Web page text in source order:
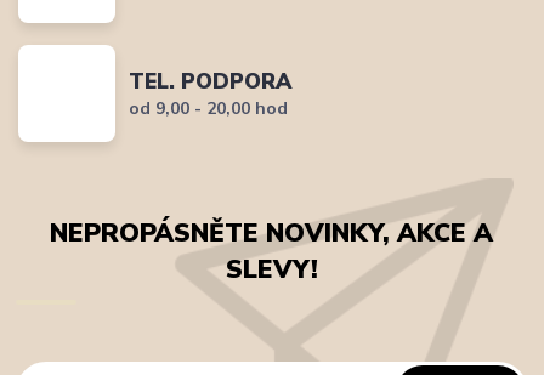
TEL. PODPORA
od 9,00 - 20,00 hod
NEPROPÁSNĚTE NOVINKY, AKCE A
SLEVY!